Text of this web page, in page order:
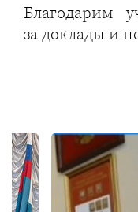
Благодарим
за доклады и